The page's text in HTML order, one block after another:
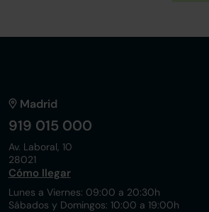
Madrid
919 015 000
Av. Laboral, 10
28021
Cómo llegar
Lunes a Viernes: 09:00 a 20:30h
Sábados y Domingos: 10:00 a 19:00h